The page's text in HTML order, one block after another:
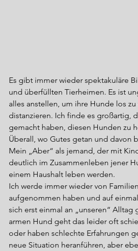
Es gibt immer wieder spektakuläre
und überfüllten Tierheimen. Es ist
alles anstellen, um ihre Hunde los
distanzieren. Ich finde es großartig,
gemacht haben, diesen Hunden zu
Überall, wo Gutes getan und davon
Mein „Aber“ als jemand, der mit
deutlich im Zusammenleben jener
einem Haushalt leben werden.
Ich werde immer wieder von
aufgenommen haben und auf
sich erst einmal an „unseren“
armen Hund geht das leider oft
oder haben schlechte Erfahrungen
neue Situation heranführen, aber